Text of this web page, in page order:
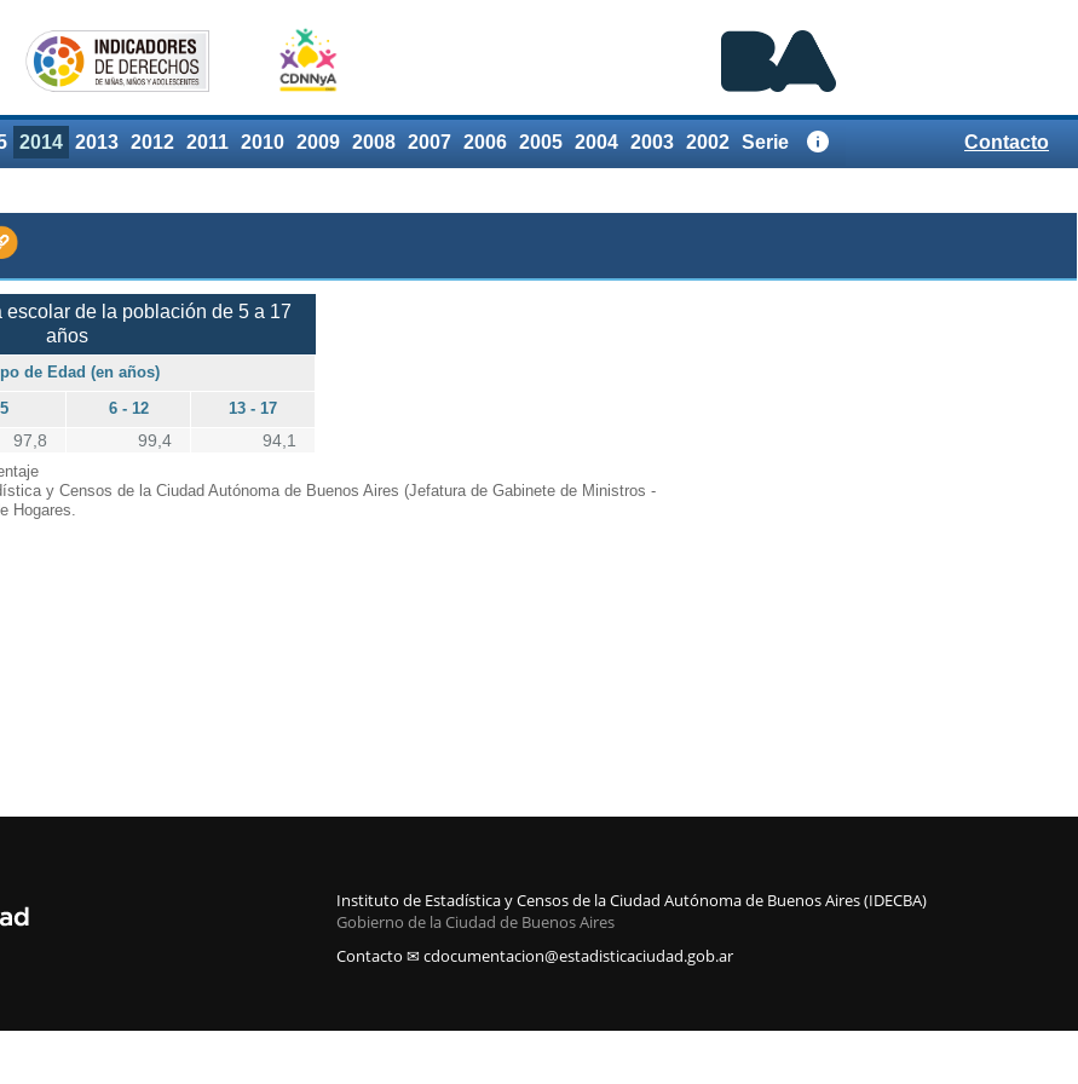
2014 2013 2012 2011 2010 2009 2008 2007 2006 2005 2004 2003 2002 Serie Contacto
escolar de la población de 5 a 17
años
de Edad (en años)
5 6 - 12 13 - 17
97,8 99,4 94,1
y Censos de la Ciudad Autónoma de Buenos Aires (Jefatura de Gabinete de Ministros -
Hogares.
Instituto de Estadística y Censos de la Ciudad Autónoma de Buenos Aires (IDECBA)
Gobierno de la Ciudad de Buenos Aires
Contacto ✉ cdocumentacion@estadisticaciudad.gob.ar